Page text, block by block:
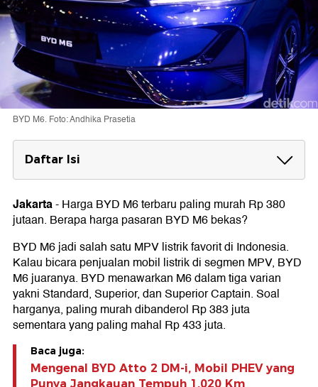
BYD M6. Foto: Andhika Prasetia
Daftar Isi
Harga BYD M6 Bekas
Spesifikasi BYD M6
Jakarta-Harga BYD M6 terbaru paling murah Rp 380
jutaan. Berapa harga pasaran BYD M6 bekas?
BYD M6 jadi salah satu MPV listrik favorit di Indonesia.
Kalau bicara penjualan mobil listrik di segmen MPV, BYD
M6 juaranya. BYD menawarkan M6 dalam tiga varian
yakni Standard, Superior, dan Superior Captain. Soal
harganya, paling murah dibanderol Rp 383 juta
sementara yang paling mahal Rp 433 juta.
Baca juga:
Mengenal BYD Atto 2 DM-i, Mobil PHEV yang
Punya Jangkauan Tempuh 1.020 Km